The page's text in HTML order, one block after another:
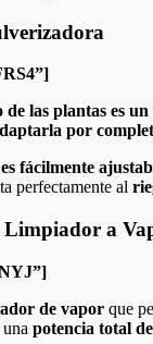
de las plantas es
por
fácilmente
perfectamente al
Limpiador a
de vapor que
potencia total